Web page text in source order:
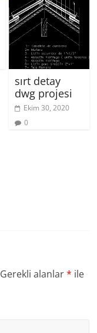
sırt detay
dwg projesi
Ekim 30, 2020
0
Gerekli alanlar* ile